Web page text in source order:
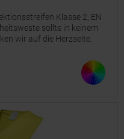
Klasse 2, EN
sollte in keinem
wir auf die Herzseite.